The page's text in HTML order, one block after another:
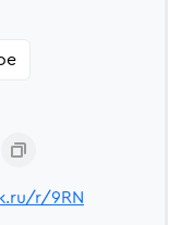
r/9RN